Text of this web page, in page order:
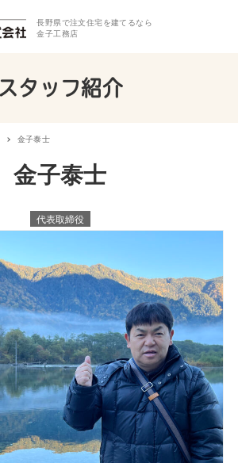
長野県で注文住宅を建てるなら
金子工務店
スタッフ紹介
金子泰士
金子泰士
代表取締役